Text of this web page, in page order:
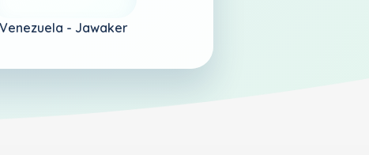
Venezuela - Jawaker